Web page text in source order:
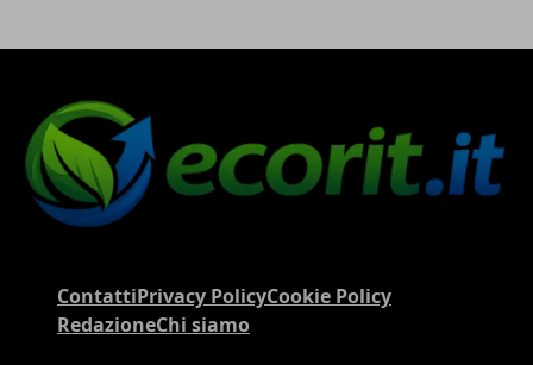
ContattiPrivacy PolicyCookie Policy
RedazioneChi siamo